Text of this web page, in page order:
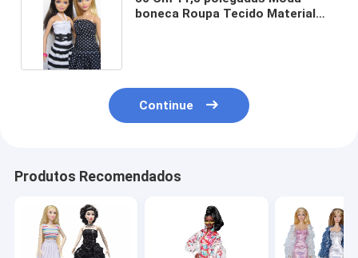
boneca Roupa Tecido Material
Continue
Produtos Recomendados